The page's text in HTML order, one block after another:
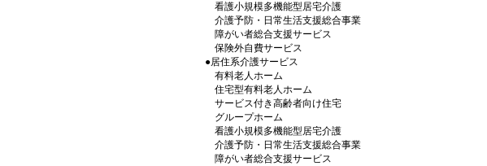
看護小規模多機能型居宅介護
介護予防・日常生活支援総合事業
障がい者総合支援サービス
保険外自費サービス
●居住系介護サービス
有料老人ホーム
住宅型有料老人ホーム
サービス付き高齢者向け住宅
グループホーム
看護小規模多機能型居宅介護
介護予防・日常生活支援総合事業
障がい者総合支援サービス